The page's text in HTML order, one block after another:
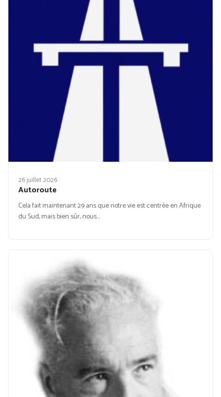
26 juillet 2026
Autoroute
Cela fait maintenant 29 ans que notre vie est centrée en Afrique
du Sud, mais bien sûr, nous…